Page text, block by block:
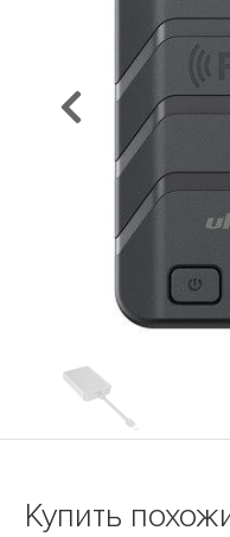
Купить